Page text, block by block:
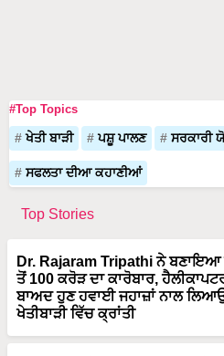
#Top Topics
ਖੇਤੀ ਬਾੜੀ ਪਸ਼ੂ ਪਾਲਣ ਸਰਕਾਰੀ
ਸਫਲਤਾ ਦੀਆ ਕਹਾਣੀਆਂ
Top Stories
Dr. Rajaram Tripathi ਨੇ ਬਣਾਇਆ
ਤੋਂ 100 ਕਰੋੜ ਦਾ ਕਾਰੋਬਾਰ,
ਬਾਅਦ ਹੁਣ ਹਵਾਈ ਜਹਾਜ਼ਾਂ ਨਾਲ
ਖੇਤੀਬਾੜੀ ਵਿੱਚ ਕ੍ਰਾਂਤੀ